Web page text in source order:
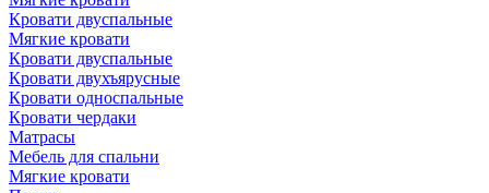
Кровати двуспальные
Мягкие кровати
Кровати двуспальные
Кровати двухъярусные
Кровати односпальные
Кровати чердаки
Матрасы
Мебель для спальни
Мягкие кровати